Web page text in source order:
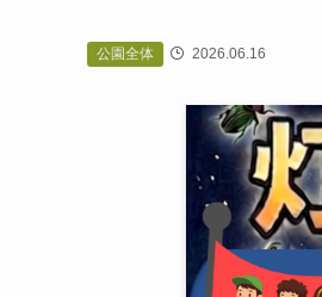
公園全体 2026.06.16